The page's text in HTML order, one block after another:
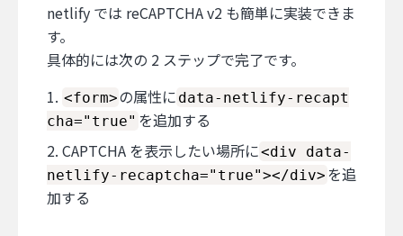
netlify では reCAPTCHA v2 も簡単に実装できま
す。
具体的には次の 2 ステップで完了です。
<form>の属性に data-netlify-recapt
cha="true" を追加する
CAPTCHA を表示したい場所に<div data-
netlify-recaptcha="true"></div> を追
加する